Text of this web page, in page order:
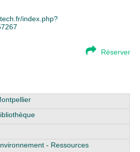
index.php?
Réserver
- Ressources